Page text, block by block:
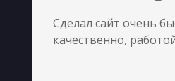
Сделал сайт очень
качественно,